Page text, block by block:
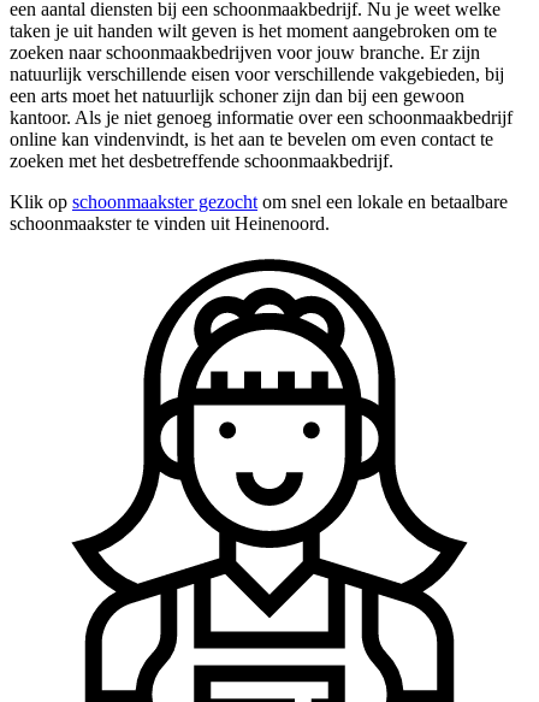
een aantal diensten bij een schoonmaakbedrijf. Nu je weet welke
taken je uit handen wilt geven is het moment aangebroken om te
zoeken naar schoonmaakbedrijven voor jouw branche. Er zijn
natuurlijk verschillende eisen voor verschillende vakgebieden, bij
een arts moet het natuurlijk schoner zijn dan bij een gewoon
kantoor. Als je niet genoeg informatie over een schoonmaakbedrijf
online kan vindenvindt, is het aan te bevelen om even contact te
zoeken met het desbetreffende schoonmaakbedrijf.
Klik op schoonmaakster gezocht om snel een lokale en betaalbare
schoonmaakster te vinden uit Heinenoord.